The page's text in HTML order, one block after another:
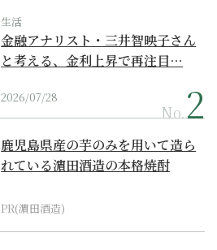
生活
金融アナリスト・三井智映子さん
と考える、金利上昇で再注目…
2026/07/28
No.
鹿児島県産の芋のみを用いて造ら
れている濵田酒造の本格焼酎
PR(濵田酒造)